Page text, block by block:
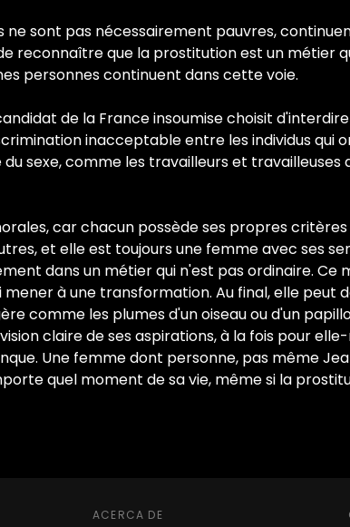
ne sont pas nécessairement pauvres,
reconnaître que la prostitution est un métier
personnes continuent dans cette voie.
de la France insoumise choisit
inacceptable entre les individus
sexe, comme les travailleurs et travailleuses
car chacun possède ses propres
et elle est toujours une femme avec ses
dans un métier qui n'est pas ordinaire.
mener à une transformation. Au final, elle
comme les plumes d'un oiseau ou d'un
claire de ses aspirations, à la fois pour
Une femme dont personne, pas même
quel moment de sa vie, même si la
ACERCA DE